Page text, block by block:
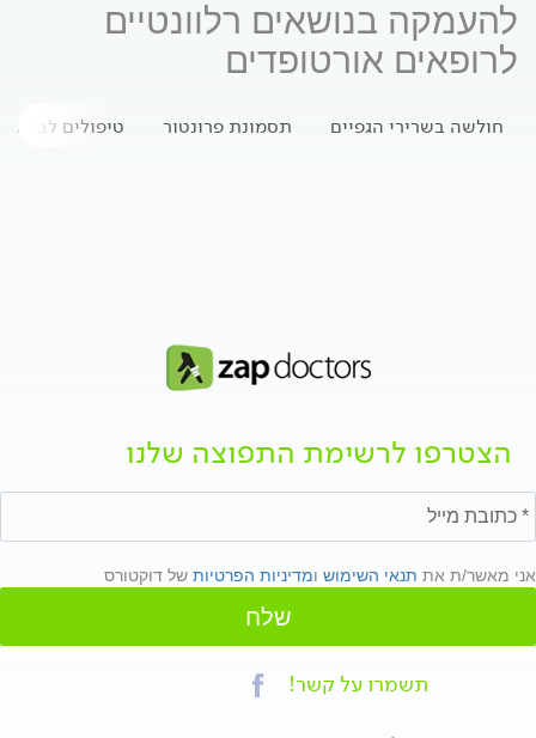
להעמקה בנושאים רלוונטיים
לרופאים אורטופדים
חולשה בשרירי הגפיים תסמונת פרונטור טיפולים
הצטרפו לרשימת התפוצה שלנו
אני מאשר/ת את תנאי השימוש ומדיניות הפרטיות של דוקטורס
שלח
תשמרו על קשר!